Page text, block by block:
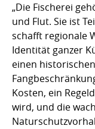
„Die Fischerei
und Flut. Sie ist
schafft regionale
Identität ganzer
einen
Kosten, ein
wird, und die